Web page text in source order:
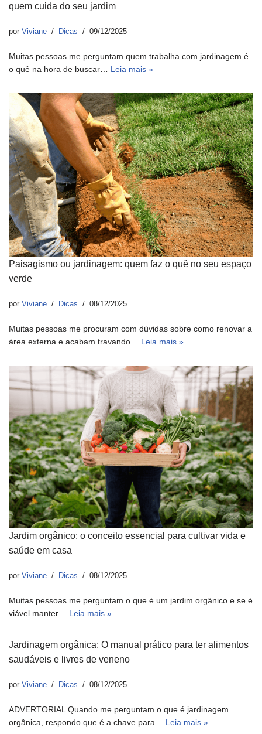
quem cuida do seu jardim
por Viviane Dicas 09/12/2025
Muitas pessoas me perguntam quem trabalha com jardinagem é
o quê na hora de buscar… Leia mais »
Paisagismo ou jardinagem: quem faz o quê no seu espaço
verde
por Viviane Dicas 08/12/2025
Muitas pessoas me procuram com dúvidas sobre como renovar a
área externa e acabam travando… Leia mais »
Jardim orgânico: o conceito essencial para cultivar vida e
saúde em casa
por Viviane Dicas 08/12/2025
Muitas pessoas me perguntam o que é um jardim orgânico e se é
viável manter… Leia mais »
Jardinagem orgânica: O manual prático para ter alimentos
saudáveis e livres de veneno
por Viviane Dicas 08/12/2025
ADVERTORIAL Quando me perguntam o que é jardinagem
orgânica, respondo que é a chave para… Leia mais »